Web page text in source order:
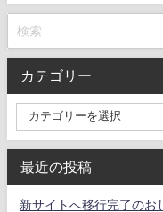
カテゴリー
最近の投稿
新サイトへ移行完了のお